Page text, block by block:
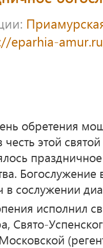
eparhia-
обретения
этой
Богослужение
сослужении
исполнил
Свято-